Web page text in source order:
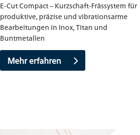
E-Cut Compact – Kurzschaft-Frässystem für
produktive, präzise und vibrationsarme
Bearbeitungen in Inox, Titan und
Buntmetallen
Mehr erfahren